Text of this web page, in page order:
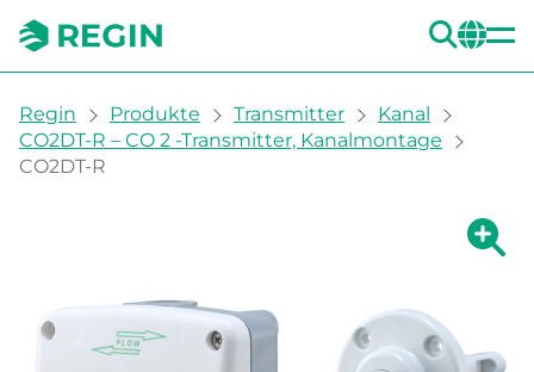
You are here:
Regin Produkte Transmitter
Kanal
CO2DT-R – CO 2 -Transmitter, Kanalmontage
CO2DT-R
Zeige